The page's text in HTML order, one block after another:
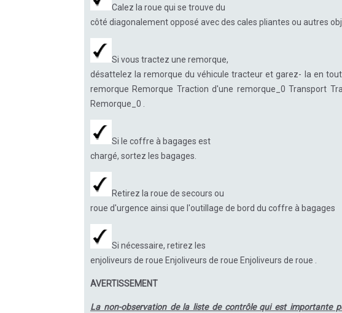
Calez la roue qui se trouve du
côté diagonalement opposé avec des cales pliantes ou autres
Si vous tractez une remorque,
désattelez la remorque du véhicule tracteur et garez- la en
remorque Remorque Traction d'une remorque_0 Transport
Remorque_0 .
Si le coffre à bagages est
chargé, sortez les bagages.
Retirez la roue de secours ou
roue d'urgence ainsi que l'outillage de bord du coffre à bagages
Si nécessaire, retirez les
enjoliveurs de roue Enjoliveurs de roue Enjoliveurs de roue .
AVERTISSEMENT
La non-observation de la liste de contrôle qui est importante